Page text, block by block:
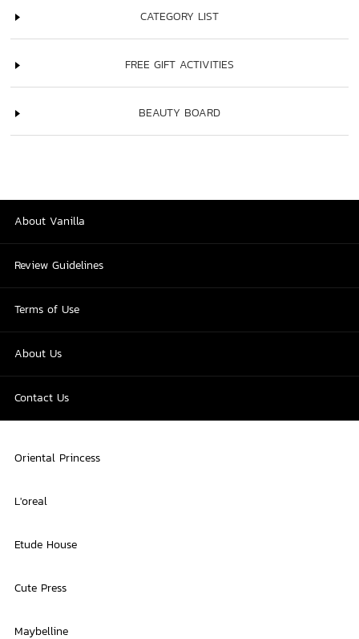
CATEGORY LIST
FREE GIFT ACTIVITIES
BEAUTY BOARD
About Vanilla
Review Guidelines
Terms of Use
About Us
Contact Us
Oriental Princess
L'oreal
Etude House
Cute Press
Maybelline